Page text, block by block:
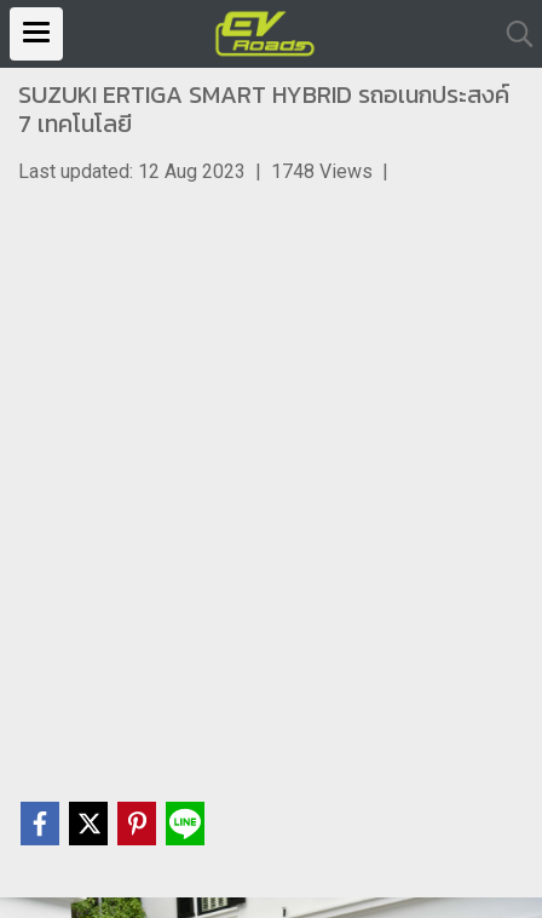
SUZUKI ERTIGA SMART HYBRID รถอเนกประสงค์
7 เทคโนโลยี
Last updated: 12 Aug 2023 | 1748 Views |